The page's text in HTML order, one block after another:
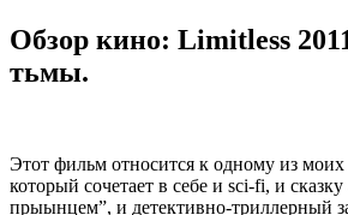
Обзор кино: Limitless
тьмы.
Этот фильм относится к одному из
который сочетает в себе и sci-fi, и
прыынцем”, и детективно-триллерный